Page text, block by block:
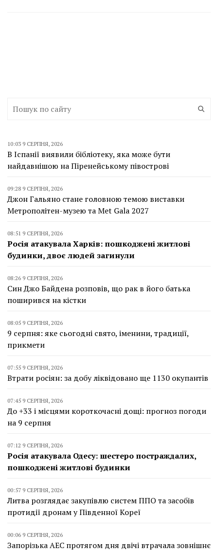
10:03 9 СЕРПНЯ, 2026
В Іспанії виявили бібліотеку, яка може бути
найдавнішою на Піренейському півострові
09:28 9 СЕРПНЯ, 2026
Джон Гальяно стане головною темою виставки
Метрополітен-музею та Met Gala 2027
08:51 9 СЕРПНЯ, 2026
Росія атакувала Харків: пошкоджені житлові
будинки, двоє людей загинули
08:26 9 СЕРПНЯ, 2026
Син Джо Байдена розповів, що рак в його батька
поширився на кістки
08:05 9 СЕРПНЯ, 2026
9 серпня: яке сьогодні свято, іменини, традиції,
прикмети
07:55 9 СЕРПНЯ, 2026
Втрати росіян: за добу ліквідовано ще 1130 окупантів
07:45 9 СЕРПНЯ, 2026
До +33 і місцями короткочасні дощі: прогноз погоди
на 9 серпня
07:12 9 СЕРПНЯ, 2026
Росія атакувала Одесу: шестеро постраждалих,
пошкоджені житлові будинки
00:57 9 СЕРПНЯ, 2026
Литва розглядає закупівлю систем ППО та засобів
протидії дронам у Південної Кореї
00:06 9 СЕРПНЯ, 2026
Запорізька АЕС протягом дня двічі втрачала зовнішнє